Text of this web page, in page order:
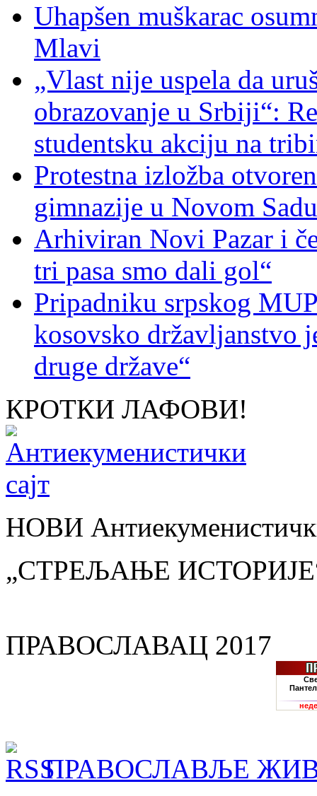
Uhapšen muškarac
Mlavi
„Vlast nije uspela da
obrazovanje u Srbiji“:
studentsku akciju na
Protestna izložba
gimnazije u Novom Sadu
Arhiviran Novi Pazar i
tri pasa smo dali gol“
Pripadniku srpskog
kosovsko državljanstvo
druge države“
КРОТКИ ЛАФОВИ!
НОВИ
„СТРЕЉАЊЕ
ПРАВОСЛАВАЦ 2017
ПРАВОСЛАВЉЕ